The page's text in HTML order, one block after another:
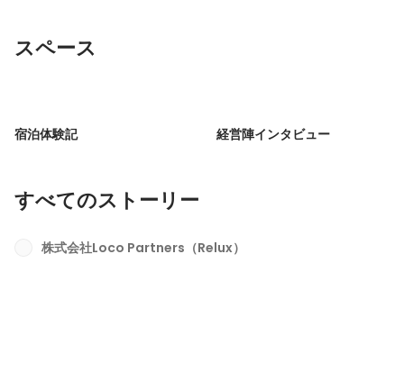
固定された投稿
イトに就職したい！と
固定された投稿
すべてのストーリー
株式会社Loco Partners（Relux）
スペース
宿泊体験記 経営陣インタビュー